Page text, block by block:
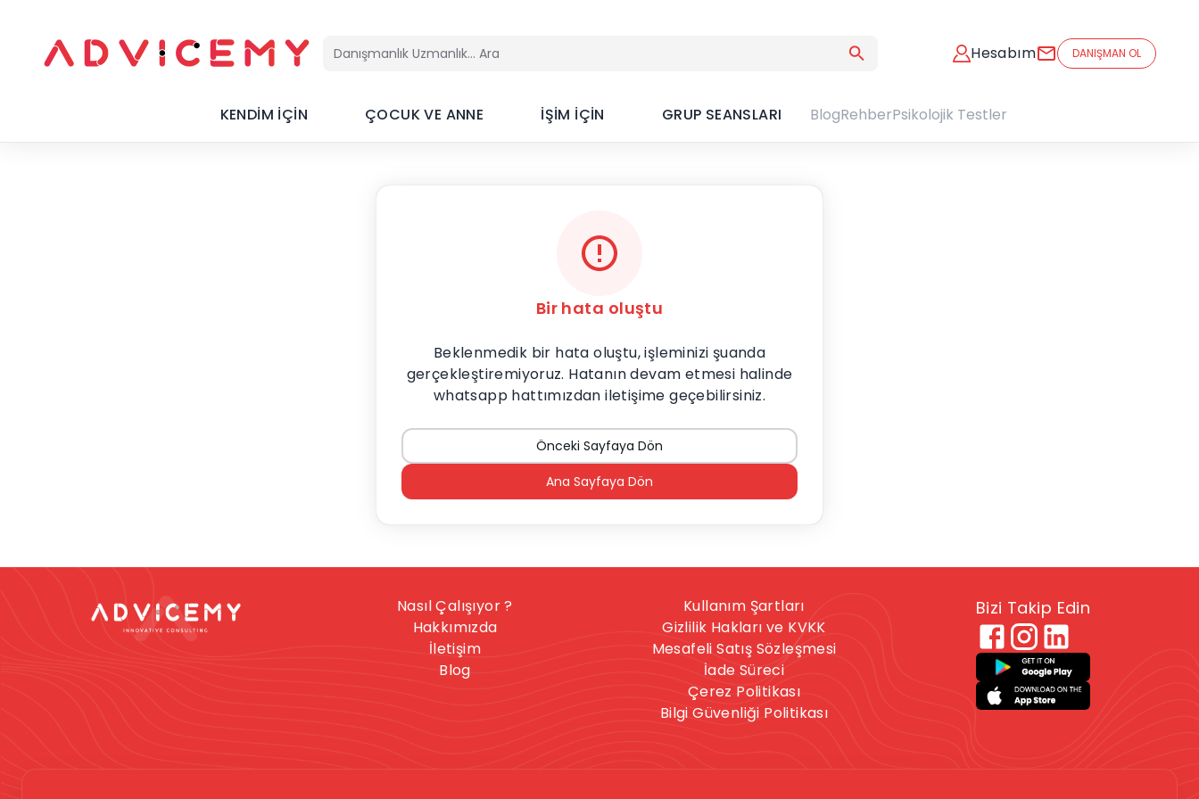
Hesabım DANIŞMAN OL
KENDİM İÇİN ÇOCUK VE ANNE İŞİM İÇİN GRUP SEANSLARI BlogRehberPsikolojik Testler
Bir hata oluştu
Beklenmedik bir hata oluştu, işleminizi şuanda
gerçekleştiremiyoruz. Hatanın devam etmesi halinde
whatsapp hattımızdan iletişime geçebilirsiniz.
Önceki Sayfaya Dön
Ana Sayfaya Dön
Nasıl Çalışıyor ?
Hakkımızda
İletişim
Blog
Kullanım Şartları
Gizlilik Hakları ve KVKK
Mesafeli Satış Sözleşmesi
İade Süreci
Çerez Politikası
Bilgi Güvenliği Politikası
Bizi Takip Edin